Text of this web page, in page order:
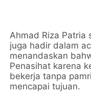
Ahmad Riza Patria
juga hadir dalam
menandaskan
Penasihat karena
bekerja tanpa
mencapai tujuan.